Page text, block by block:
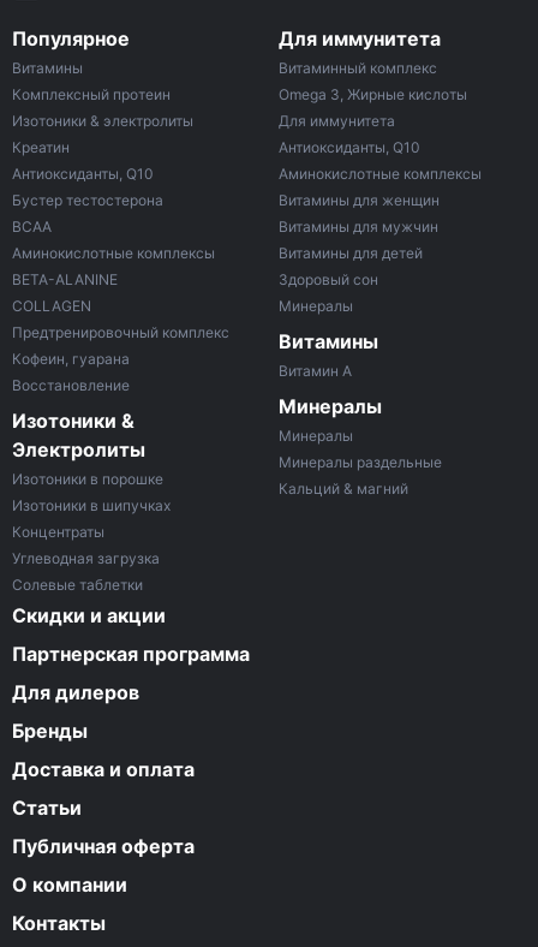
Популярное
Витамины
Комплексный протеин
Изотоники & электролиты
Креатин
Антиоксиданты, Q10
Бустер тестостерона
ВСАА
Аминокислотные комплексы
BETA-ALANINE
COLLAGEN
Предтренировочный комплекс
Кофеин, гуарана
Восстановление
Изотоники &
Электролиты
Изотоники в порошке
Изотоники в шипучках
Концентраты
Углеводная загрузка
Солевые таблетки
Для иммунитета
Витаминный комплекс
Omega 3, Жирные кислоты
Для иммунитета
Антиоксиданты, Q10
Аминокислотные комплексы
Витамины для женщин
Витамины для мужчин
Витамины для детей
Здоровый сон
Минералы
Витамины
Витамин A
Минералы
Минералы
Минералы раздельные
Кальций & магний
Скидки и акции
Партнерская программа
Для дилеров
Бренды
Доставка и оплата
Статьи
Публичная оферта
О компании
Контакты